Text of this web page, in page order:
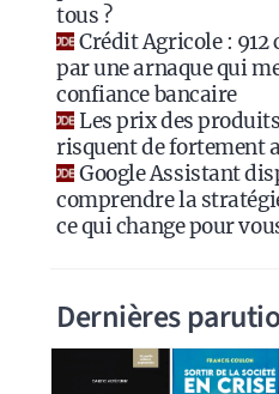
tous ?
Crédit Agricole : 912
par une arnaque qui
confiance bancaire
Les prix des
risquent de fortement
Google Assistant
comprendre la
ce qui change pour
Dernières